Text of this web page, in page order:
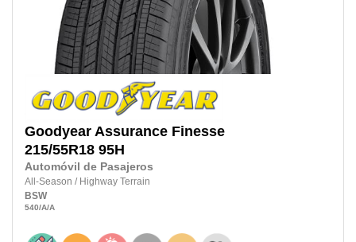
Goodyear Assurance Finesse
215/55R18 95H
Automóvil de Pasajeros
All-Season / Highway Terrain
BSW
540/A/A